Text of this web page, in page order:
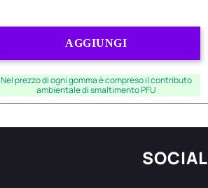
AGGIUNGI
Nel prezzo di ogni gomma è compreso il contributo
ambientale di smaltimento PFU
SOCIAL